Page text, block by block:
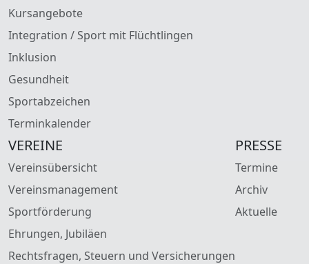
Kursangebote
Integration / Sport mit Flüchtlingen
Inklusion
Gesundheit
Sportabzeichen
Terminkalender
VEREINE
Vereinsübersicht
Vereinsmanagement
Sportförderung
Ehrungen, Jubiläen
Rechtsfragen, Steuern und Versicherungen
PRESSE
Termine
Archiv
Aktuelle